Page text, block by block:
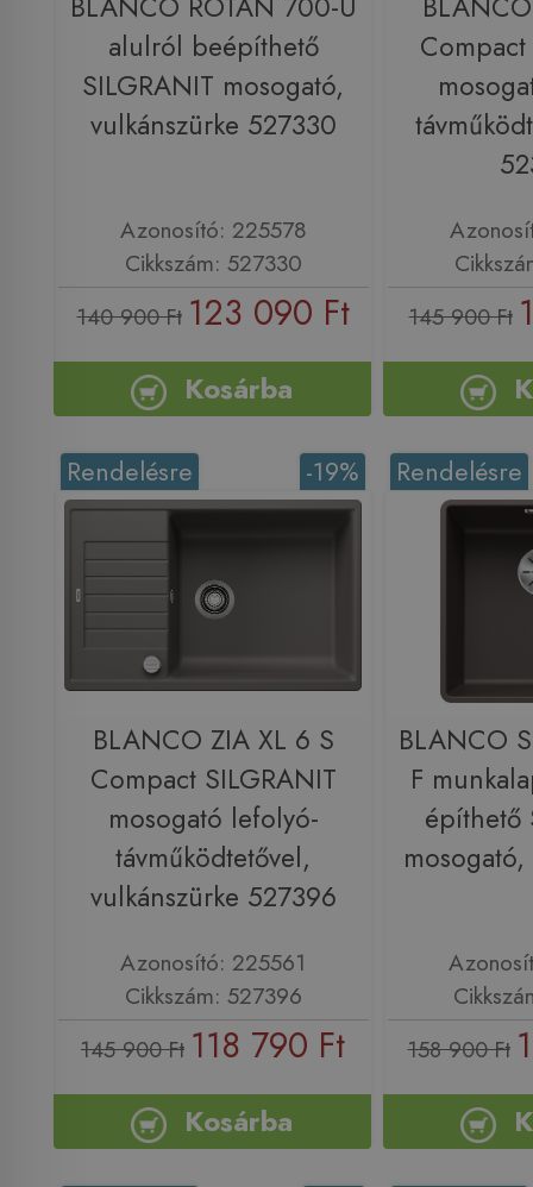
alulról beépíthető
SILGRANIT mosogató,
vulkánszürke 527330
Azonosító: 225578
Cikkszám: 527330
140 900 Ft 123 090 Ft
Kosárba
Compact
145 900 Ft
-19%
Rendelésre
BLANCO ZIA XL 6 S
Compact SILGRANIT
mosogató lefolyó-
távműködtetővel,
vulkánszürke 527396
Azonosító: 225561
Cikkszám: 527396
145 900 Ft 118 790 Ft
Kosárba
Rendelésre
BLANCO
F
építhető
158 900 Ft